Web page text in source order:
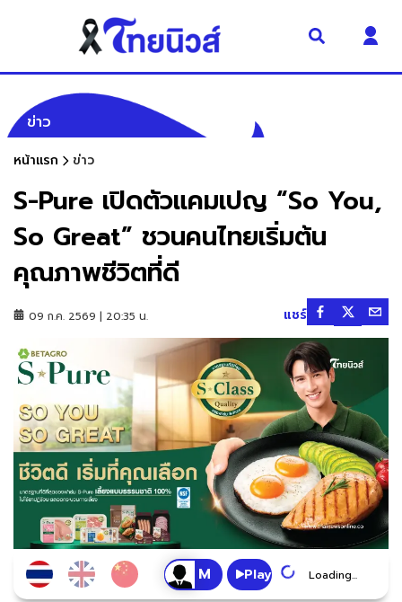
ข่าว
หน้าแรก ข่าว
S-Pure เปิดตัวแคมเปญ “So You,
So Great” ชวนคนไทยเริ่มต้น
คุณภาพชีวิตที่ดี
09 ก.ค. 2569 | 20:35 น. แชร์
Play Loading...